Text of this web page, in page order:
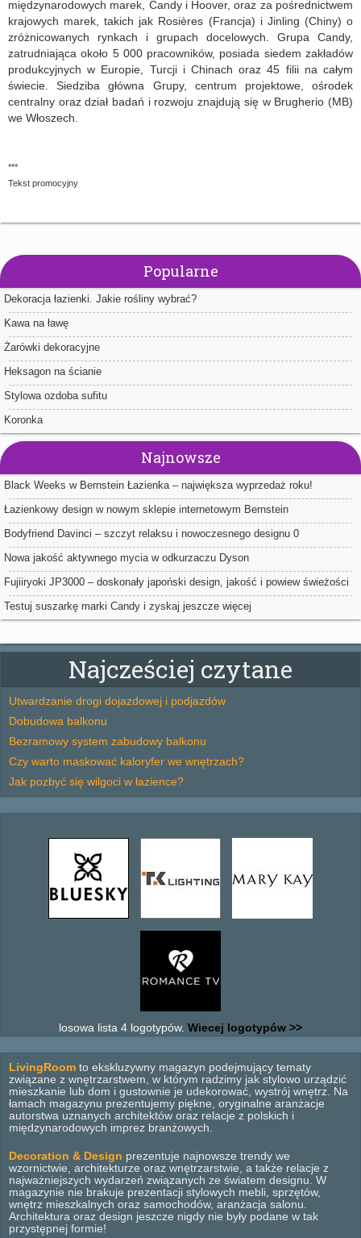
międzynarodowych marek, Candy i Hoover, oraz za pośrednictwem
krajowych marek, takich jak Rosières (Francja) i Jinling (Chiny) o
zróżnicowanych rynkach i grupach docelowych. Grupa Candy,
zatrudniająca około 5 000 pracowników, posiada siedem zakładów
produkcyjnych w Europie, Turcji i Chinach oraz 45 filii na całym
świecie. Siedziba główna Grupy, centrum projektowe, ośrodek
centralny oraz dział badań i rozwoju znajdują się w Brugherio (MB)
we Włoszech.
***
Tekst promocyjny
Popularne
Dekoracja łazienki. Jakie rośliny wybrać?
Kawa na ławę
Żarówki dekoracyjne
Heksagon na ścianie
Stylowa ozdoba sufitu
Koronka
Najnowsze
Black Weeks w Bernstein Łazienka – największa wyprzedaż roku!
Łazienkowy design w nowym sklepie internetowym Bernstein
Bodyfriend Davinci – szczyt relaksu i nowoczesnego designu 0
Nowa jakość aktywnego mycia w odkurzaczu Dyson
Fujiiryoki JP3000 – doskonały japoński design, jakość i powiew świeżości
we wnętrzu Twojego domu
Testuj suszarkę marki Candy i zyskaj jeszcze więcej
Najcześciej czytane
Utwardzanie drogi dojazdowej i podjazdów
Dobudowa balkonu
Bezramowy system zabudowy balkonu
Czy warto maskować kaloryfer we wnętrzach?
Jak pozbyć się wilgoci w łazience?
losowa lista 4 logotypów. Wiecej logotypów >>
LivingRoom to ekskluzywny magazyn podejmujący tematy
związane z wnętrzarstwem, w którym radzimy jak stylowo urządzić
mieszkanie lub dom i gustownie je udekorować, wystrój wnętrz. Na
łamach magazynu prezentujemy piękne, oryginalne aranżacje
autorstwa uznanych architektów oraz relacje z polskich i
międzynarodowych imprez branżowych.
Decoration & Design prezentuje najnowsze trendy we
wzornictwie, architekturze oraz wnętrzarstwie, a także relacje z
najważniejszych wydarzeń związanych ze światem designu. W
magazynie nie brakuje prezentacji stylowych mebli, sprzętów,
wnętrz mieszkalnych oraz samochodów, aranżacja salonu.
Architektura oraz design jeszcze nigdy nie były podane w tak
przystępnej formie!